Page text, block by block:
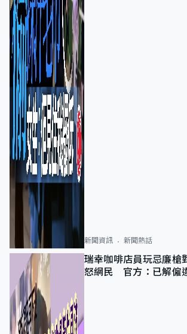
新聞資訊 新聞熱話
瑞幸咖啡店員玩忌廉
怒網民 官方：已解僱